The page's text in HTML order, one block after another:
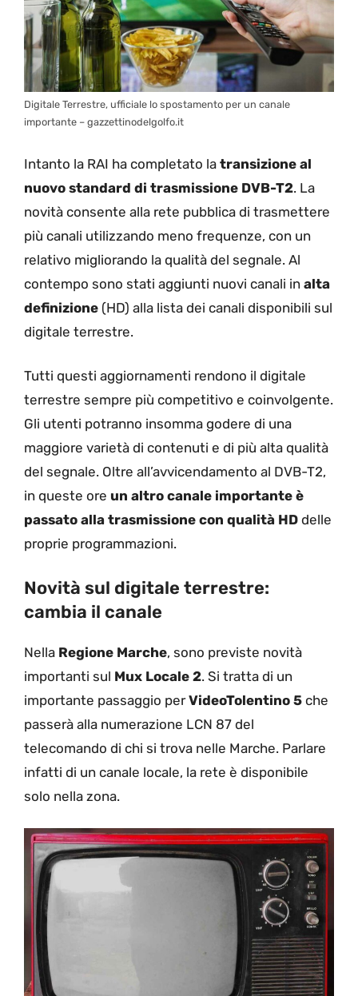
Digitale Terrestre, ufficiale lo spostamento per un canale
importante – gazzettinodelgolfo.it
Intanto la RAI ha completato la transizione al
nuovo standard di trasmissione DVB-T2. La
novità consente alla rete pubblica di trasmettere
più canali utilizzando meno frequenze, con un
relativo migliorando la qualità del segnale. Al
contempo sono stati aggiunti nuovi canali in alta
definizione (HD) alla lista dei canali disponibili sul
digitale terrestre.
Tutti questi aggiornamenti rendono il digitale
terrestre sempre più competitivo e coinvolgente.
Gli utenti potranno insomma godere di una
maggiore varietà di contenuti e di più alta qualità
del segnale. Oltre all’avvicendamento al DVB-T2,
in queste ore un altro canale importante è
passato alla trasmissione con qualità HD delle
proprie programmazioni.
Novità sul digitale terrestre:
cambia il canale
Nella Regione Marche, sono previste novità
importanti sul Mux Locale 2. Si tratta di un
importante passaggio perVideoTolentino 5 che
passerà alla numerazione LCN 87 del
telecomando di chi si trova nelle Marche. Parlare
infatti di un canale locale, la rete è disponibile
solo nella zona.